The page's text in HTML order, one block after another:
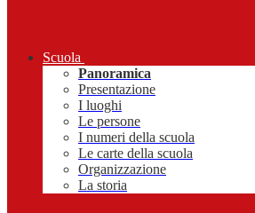
Scuola
Panoramica
Presentazione
I luoghi
Le persone
I numeri della scuola
Le carte della scuola
Organizzazione
La storia